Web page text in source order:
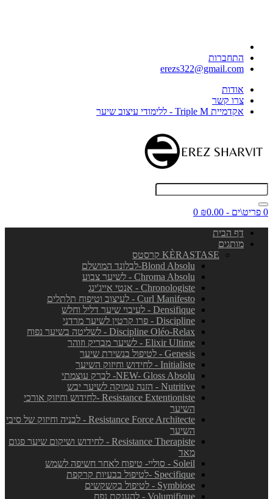
התחברות
erezs322@gmail.com
אודות
צרו קשר
אקדמיית Triple M - ללימודי עיצוב שיער
0 פריט\ים - ₪0.00
0
דף הבית
מותגים
KÈRASTASE קרסטס
Blond Absolu-לבלונד המושלם
Chroma Absolu - לשיער צבוע
Chronologiste - אנטי אייג'ינג
Curl Manifesto - לעיצוב וטיפוח תלתלים
Densifique - לעיבוי שיער דליל וחלש
Discipline - פרו קרטין לשיער מרדני
Discipline Oléo-Relax - לשליטה בשיער נפוח
Elixir Ultime - לשיער מבריק וזוהר
Genesis - לטיפול בנשירת שיער
Initialiste - לחידוש וחיזוק השיער
NEW- Gloss Absolu- לברק עוצמתי
Nutritive - הזנה עמוקה לשיער יבש
Resistance Extentioniste -לחידוש וחיזוק אורכי
השיער
Resistance Force Architecte - לבניה וחיזוק של סיבי
השיער
Resistance Therapiste - לחידוש ושיקום שיער פגום
מאד
Soleil - סוליי- טיפוח לאחר חשיפה לשמש
Specifique -לטיפול בבעיות קרקפת
Symbiose - לטיפול בקשקשים
Volumifique - להענקת נפח